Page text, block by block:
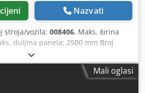
Nazvati
stroja/vozila: 008406, Maks. širina
duljina panela: 2500 mm Broj
Ihxjqtsf
Mali oglasi